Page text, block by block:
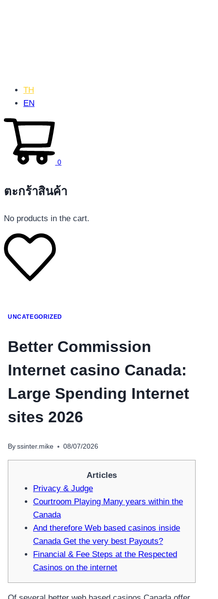
โทรศัพท์มือถือ
อุปกรณ์เสริมโทรศัพท์
สินค้าตามแบรนด์
TH
EN
0
ตะกร้าสินค้า
No products in the cart.
UNCATEGORIZED
Better Commission
Internet casino Canada:
Large Spending Internet
sites 2026
By ssinter.mike 08/07/2026
Articles
Privacy & Judge
Courtroom Playing Many years within the
Canada
And therefore Web based casinos inside
Canada Get the very best Payouts?
Financial & Fee Steps at the Respected
Casinos on the internet